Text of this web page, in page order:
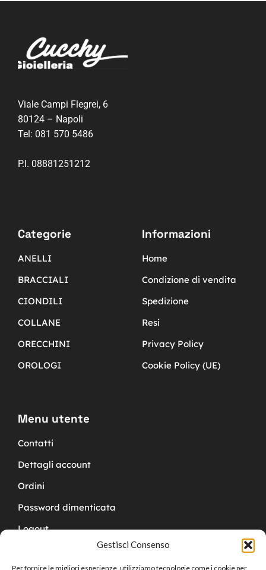
Gestisci Consenso
Per fornire le migliori esperienze, utilizziamo tecnologie come i cookie per
Viale Campi Flegrei, 6
80124 – Napoli
Tel: 081 570 5486
P.I. 08881251212
Categorie
ANELLI
BRACCIALI
CIONDILI
COLLANE
ORECCHINI
OROLOGI
Informazioni
Home
Condizione di vendita
Spedizione
Resi
Privacy Policy
Cookie Policy (UE)
Menu utente
Contatti
Dettagli account
Ordini
Password dimenticata
Logout